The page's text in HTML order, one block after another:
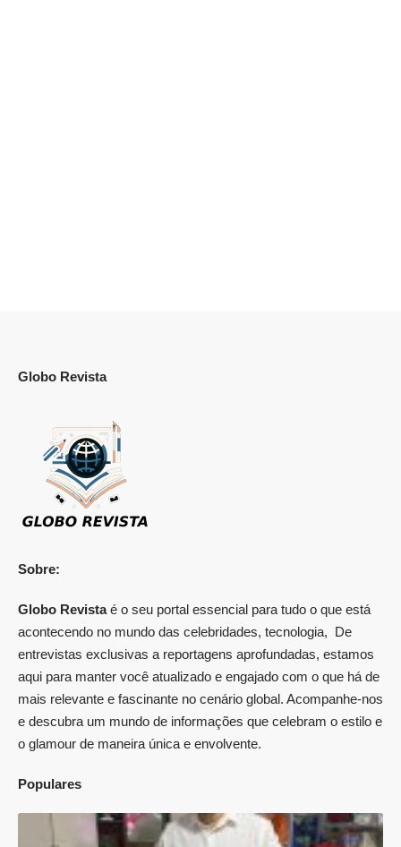
Globo Revista
Sobre:
Globo Revistaé o seu portal essencial para tudo o que está
acontecendo no mundo das celebridades, tecnologia, De
entrevistas exclusivas a reportagens aprofundadas, estamos
aqui para manter você atualizado e engajado com o que há de
mais relevante e fascinante no cenário global. Acompanhe-nos
e descubra um mundo de informações que celebram o estilo e
o glamour de maneira única e envolvente.
Populares